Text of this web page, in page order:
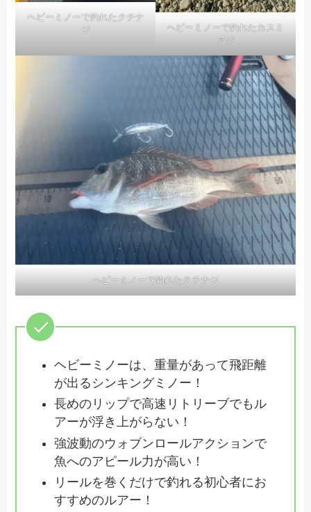
ヘビーミノーで釣れたクチナ
ジ
ヘビーミノーで釣れたカスミ
アジ
ヘビーミノーで釣れたクチナジ
ヘビーミノーは、重量があって飛距離
が出るシンキングミノー！
長めのリップで高速リトリーブでもル
アーが浮き上がらない！
強波動のウォブンロールアクションで
魚へのアピール力が高い！
リールを巻くだけで釣れる初心者にお
すすめのルアー！